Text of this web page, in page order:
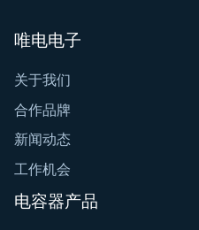
唯电电子
关于我们
合作品牌
新闻动态
工作机会
电容器产品